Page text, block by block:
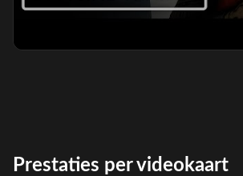
Prestaties per videokaart